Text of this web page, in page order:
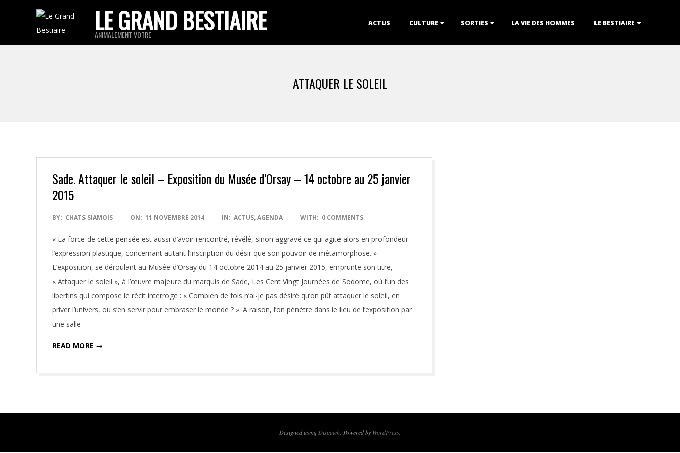
LE GRAND BESTIAIRE
ANIMALEMENT VOTRE
Menu
ACTUS CULTURE SORTIES LA VIE DES HOMMES LE BESTIAIRE
ATTAQUER LE SOLEIL
Sade. Attaquer le soleil – Exposition du Musée d’Orsay – 14 octobre au 25 janvier
2015
2014-
11
BY: CHATS SIAMOIS ON: 11 NOVEMBRE 2014 IN: ACTUS,AGENDA WITH: 0 COMMENTS
« La force de cette pensée est aussi d’avoir rencontré, révélé, sinon aggravé ce qui agite alors en profondeur
l’expression plastique, concernant autant l’inscription du désir que son pouvoir de métamorphose. »
L’exposition, se déroulant au Musée d’Orsay du 14 octobre 2014 au 25 janvier 2015, emprunte son titre,
« Attaquer le soleil », à l’œuvre majeure du marquis de Sade, Les Cent Vingt Journées de Sodome, où l’un des
libertins qui compose le récit interroge : « Combien de fois n’ai-je pas désiré qu’on pût attaquer le soleil, en
priver l’univers, ou s’en servir pour embraser le monde ? ». A raison, l’on pénètre dans le lieu de l’exposition par
une salle
READ MORE →
Designed using Dispatch . Powered by WordPress